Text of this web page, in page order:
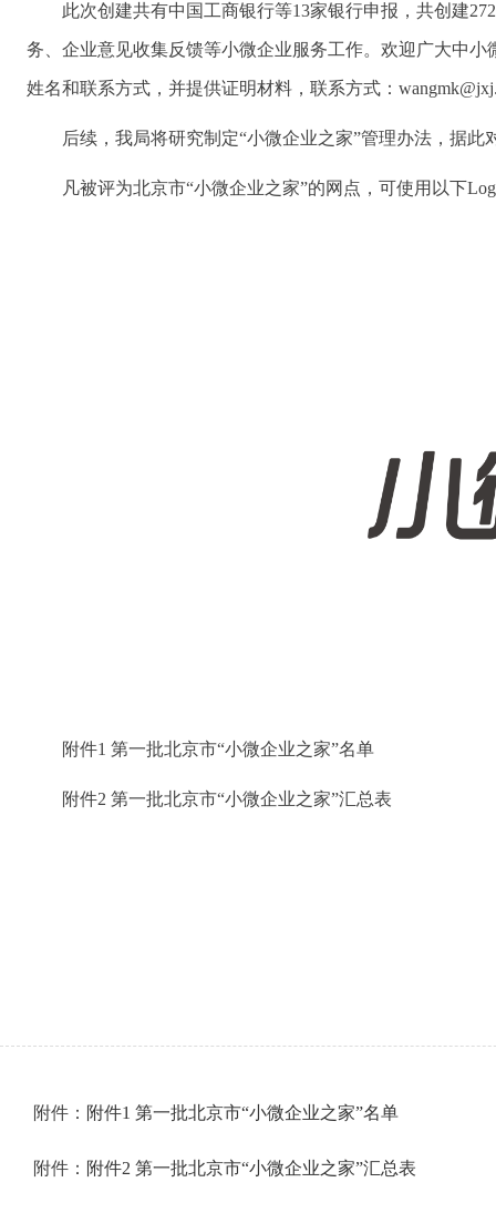
此次创建共有中国工商银行等13家银行申报，共创建
务、企业意见收集反馈等小微企业服务工作。欢迎广大中
姓名和联系方式，并提供证明材料，联系方式：
后续，我局将研究制定“小微企业之家”管理办法，据
凡被评为北京市“小微企业之家”的网点，可使用以下
附件1 第一批北京市“小微企业之家”名单
附件2 第一批北京市“小微企业之家”汇总表
附件： 附件1 第一批北京市“小微企业之家”名单
附件： 附件2 第一批北京市“小微企业之家”汇总表